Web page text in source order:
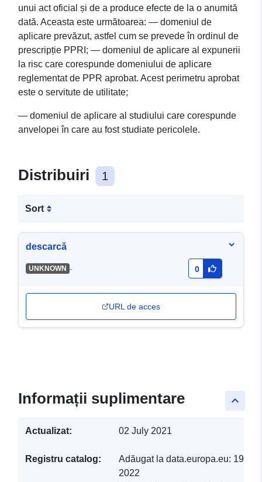
unui act oficial și de a produce efecte de la o anumită
dată. Aceasta este următoarea: — domeniul de
aplicare prevăzut, astfel cum se prevede în ordinul de
prescripție PPRI; — domeniul de aplicare al expunerii
la risc care corespunde domeniului de aplicare
reglementat de PPR aprobat. Acest perimetru aprobat
este o servitute de utilitate;
— domeniul de aplicare al studiului care corespunde
anvelopei în care au fost studiate pericolele.
Distribuiri 1
Sort
descarcă
UNKNOWN - 0
URL de acces
keyboard_arrow_up
Informații suplimentare
Actualizat: 02 July 2021
Registru catalog: Adăugat la data.europa.eu: 19
2022